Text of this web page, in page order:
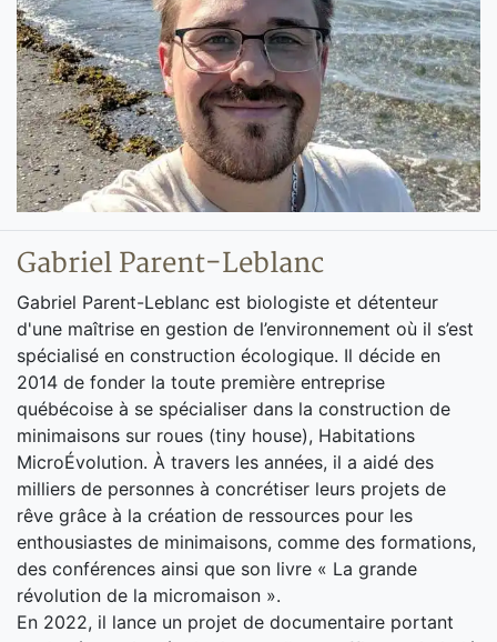
Gabriel Parent-Leblanc
Gabriel Parent-Leblanc est biologiste et détenteur
d'une maîtrise en gestion de l’environnement où il s’est
spécialisé en construction écologique. Il décide en
2014 de fonder la toute première entreprise
québécoise à se spécialiser dans la construction de
minimaisons sur roues (tiny house), Habitations
MicroÉvolution. À travers les années, il a aidé des
milliers de personnes à concrétiser leurs projets de
rêve grâce à la création de ressources pour les
enthousiastes de minimaisons, comme des formations,
des conférences ainsi que son livre « La grande
révolution de la micromaison ».
En 2022, il lance un projet de documentaire portant